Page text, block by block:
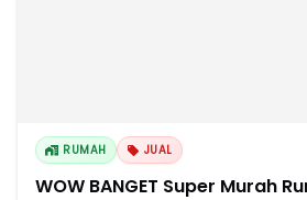
RUMAH JUAL
WOW BANGET Super Murah